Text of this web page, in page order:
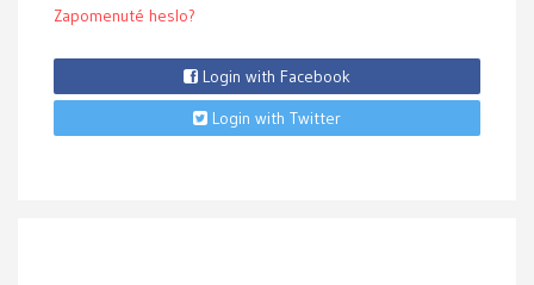
Zapomenuté heslo?
Login with Facebook
Login with Twitter